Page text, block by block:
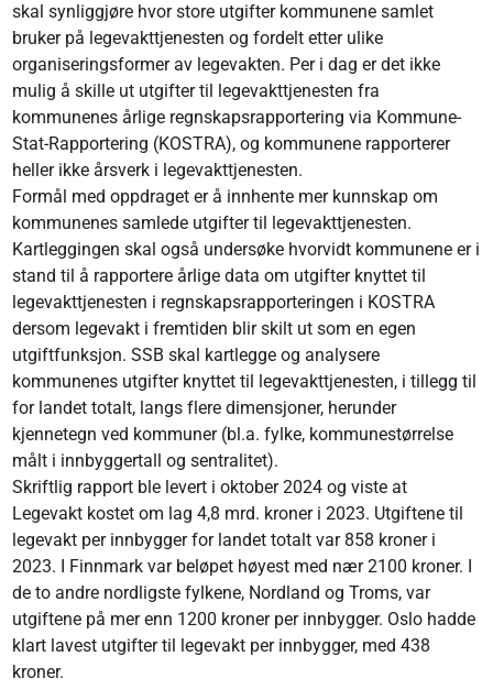
skal synliggjøre hvor store utgifter kommunene samlet
bruker på legevakttjenesten og fordelt etter ulike
organiseringsformer av legevakten. Per i dag er det ikke
mulig å skille ut utgifter til legevakttjenesten fra
kommunenes årlige regnskapsrapportering via Kommune-
Stat-Rapportering (KOSTRA), og kommunene rapporterer
heller ikke årsverk i legevakttjenesten.
Formål med oppdraget er å innhente mer kunnskap om
kommunenes samlede utgifter til legevakttjenesten.
Kartleggingen skal også undersøke hvorvidt kommunene er i
stand til å rapportere årlige data om utgifter knyttet til
legevakttjenesten i regnskapsrapporteringen i KOSTRA
dersom legevakt i fremtiden blir skilt ut som en egen
utgiftfunksjon. SSB skal kartlegge og analysere
kommunenes utgifter knyttet til legevakttjenesten, i tillegg til
for landet totalt, langs flere dimensjoner, herunder
kjennetegn ved kommuner (bl.a. fylke, kommunestørrelse
målt i innbyggertall og sentralitet).
Skriftlig rapport ble levert i oktober 2024 og viste at
Legevakt kostet om lag 4,8 mrd. kroner i 2023. Utgiftene til
legevakt per innbygger for landet totalt var 858 kroner i
2023. I Finnmark var beløpet høyest med nær 2100 kroner. I
de to andre nordligste fylkene, Nordland og Troms, var
utgiftene på mer enn 1200 kroner per innbygger. Oslo hadde
klart lavest utgifter til legevakt per innbygger, med 438
kroner.